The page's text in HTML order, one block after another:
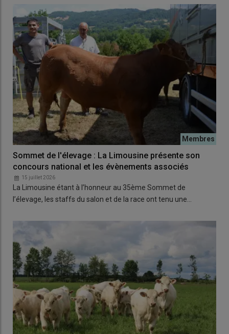
Sommet de l'élevage : La Limousine présente son
concours national et les évènements associés
15 juillet 2026
La Limousine étant à l’honneur au 35ème Sommet de
l’élevage, les staffs du salon et de la race ont tenu une…